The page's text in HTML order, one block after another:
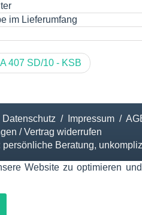
im Lieferumfang
407 SD/10 - KSB
Datenschutz / Impressum /
/ Vertrag widerrufen
persönliche Beratung,
Website zu optimieren